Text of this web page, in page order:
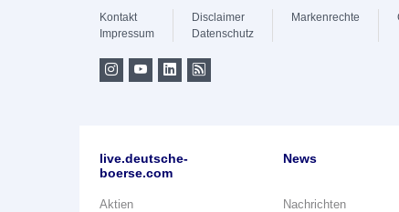
Kontakt
Impressum
Disclaimer
Datenschutz
Markenrechte
live.deutsche-
boerse.com
Aktien
News
Nachrichten